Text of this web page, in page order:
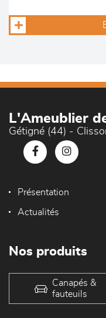
L'Ameublier
Gétigné (44) -
Présentation
Actualités
Nos produits
Canapés &
fauteuils